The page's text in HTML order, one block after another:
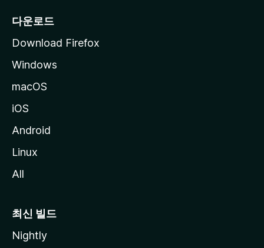
다운로드
Download Firefox
Windows
macOS
iOS
Android
Linux
All
최신 빌드
Nightly